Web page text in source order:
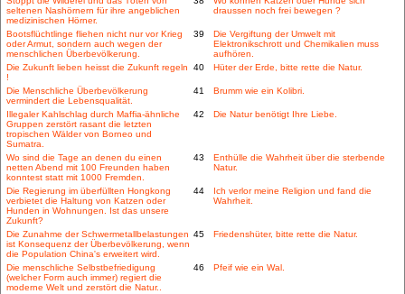
seltenen Nashörnern für ihre angeblichen
medizinischen Hörner.
draussen noch frei bewegen ?
Bootsflüchtlinge fliehen nicht nur vor Krieg
oder Armut, sondern auch wegen der
menschlichen Überbevölkerung.
39
Die Vergiftung der Umwelt mit
Elektronikschrott und Chemikalien muss
aufhören.
Die Zukunft lieben heisst die Zukunft regeln
!
40 Hüter der Erde, bitte rette die Natur.
Die Menschliche Überbevölkerung
vermindert die Lebensqualität.
41 Brumm wie ein Kolibri.
Illegaler Kahlschlag durch Maffia-ähnliche
Gruppen zerstört rasant die letzten
tropischen Wälder von Borneo und
Sumatra.
42 Die Natur benötigt Ihre Liebe.
Wo sind die Tage an denen du einen
netten Abend mit 100 Freunden haben
konntest statt mit 1000 Fremden.
43
Enthülle die Wahrheit über die sterbende
Natur.
Die Regierung im überfüllten Hongkong
verbietet die Haltung von Katzen oder
Hunden in Wohnungen. Ist das unsere
Zukunft?
44
Ich verlor meine Religion und fand die
Wahrheit.
Die Zunahme der Schwermetallbelastungen
ist Konsequenz der Überbevölkerung, wenn
die Population China's erweitert wird.
45 Friedenshüter, bitte rette die Natur.
Die menschliche Selbstbefriedigung
(welcher Form auch immer) regiert die
moderne Welt und zerstört die Natur..
46 Pfeif wie ein Wal.